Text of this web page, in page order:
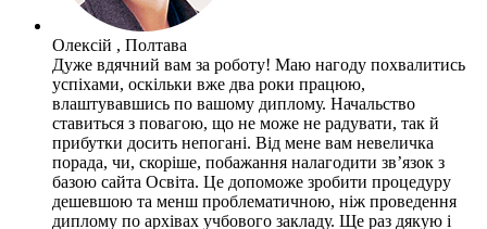
Олексій , Полтава
Дуже вдячний вам за роботу! Маю нагоду похвалитись
успіхами, оскільки вже два роки працюю,
влаштувавшись по вашому диплому. Начальство
ставиться з повагою, що не може не радувати, так й
прибутки досить непогані. Від мене вам невеличка
порада, чи, скоріше, побажання налагодити зв’язок з
базою сайта Освіта. Це допоможе зробити процедуру
дешевшою та менш проблематичною, ніж проведення
диплому по архівах учбового закладу. Ще раз дякую і